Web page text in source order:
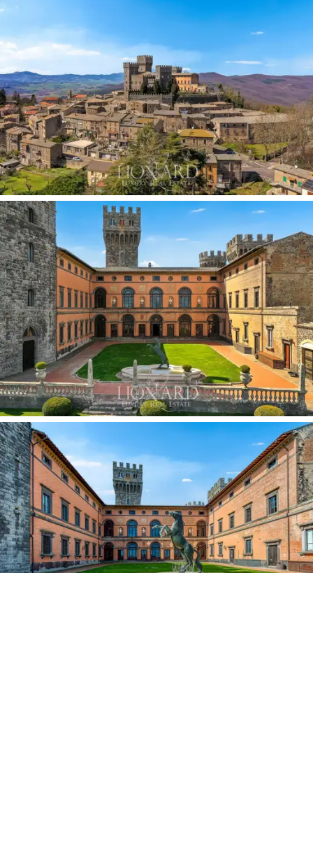
imposante Galerie mit
Freskenwänden, Gewölbedecken mit Intarsien aus
Holz und Statuen sowie Marmorböden aus.Hier
genießen Sie durch große Fenster mit Rundbögen einen
grenzenlosen Blick auf das darunter liegende Dorf und
die grüne Landschaft Latiums. Auf der gleichen Ebene
befinden sich 3 Küchen, mehrere Vorratsräume und 5
große Schlafzimmer. Das Obergeschoss, das
Hauptgeschoss, besteht aus einer großen und
spektakulären Galerie, über 10 Zimmern, von denen
eines durch einprivates Badezimmer mit Sauna, ein
Esszimmer, mehrere Empfangsräume und eine
Bibliothek mit Holzboden bereichert wird. Im zweiten
Stock befinden sich die Dachzimmer, die fast
ausschließlich aus einem Schlafbereich mit mehreren
Schlafzimmern und einem Bereich bestehen, in dem
Dachzimmer, Schränke und Lagerräume untergebracht
sind. Die Innenräume werden durch die Räume derfünf
Türmevervollständigt, die wunderschöne
Panoramaräume beherbergen, von denen aus Sie einen
einzigartigen Blick auf das umliegende Panorama
genießen können. Die Innenräume des Schlosses sind
eine Hommage an seine Geschichte, mit
Marmorböden,
Deckenfresken und Wänden voller Gemälde, Fresken
und Marmorstatuen. Die Einrichtung erzählt die
zeitlosen Geschichten der Epochen, die das Anwesen
durchlaufen hat, und die verschiedenen Etagen sind
durch eine prächtige Marmortreppe miteinander
verbunden. Eine weitere Besonderheit des Anwesens
sind die zweibogigen Fenster an der Vorderseite des